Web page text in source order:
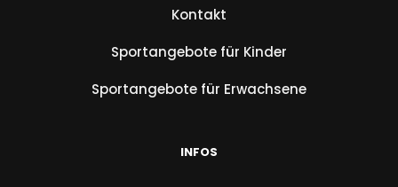
Kontakt
Sportangebote für Kinder
Sportangebote für Erwachsene
INFOS